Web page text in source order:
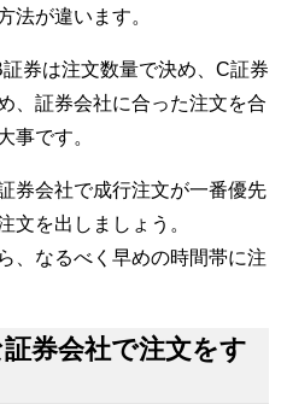
法が違います。
券は注文数量で決め、C証券
、証券会社に合った注文を合
事です。
券会社で成行注文が一番優先
文を出しましょう。
、なるべく早めの時間帯に注
券会社で注文をす